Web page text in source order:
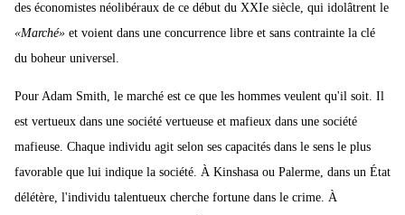
des économistes néolibéraux de ce début du XXIe siècle, qui idolâtrent le
«Marché» et voient dans une concurrence libre et sans contrainte la clé
du boheur universel.
Pour Adam Smith, le marché est ce que les hommes veulent qu'il soit. Il
est vertueux dans une société vertueuse et mafieux dans une société
mafieuse. Chaque individu agit selon ses capacités dans le sens le plus
favorable que lui indique la société. À Kinshasa ou Palerme, dans un État
délétère, l'individu talentueux cherche fortune dans le crime. À